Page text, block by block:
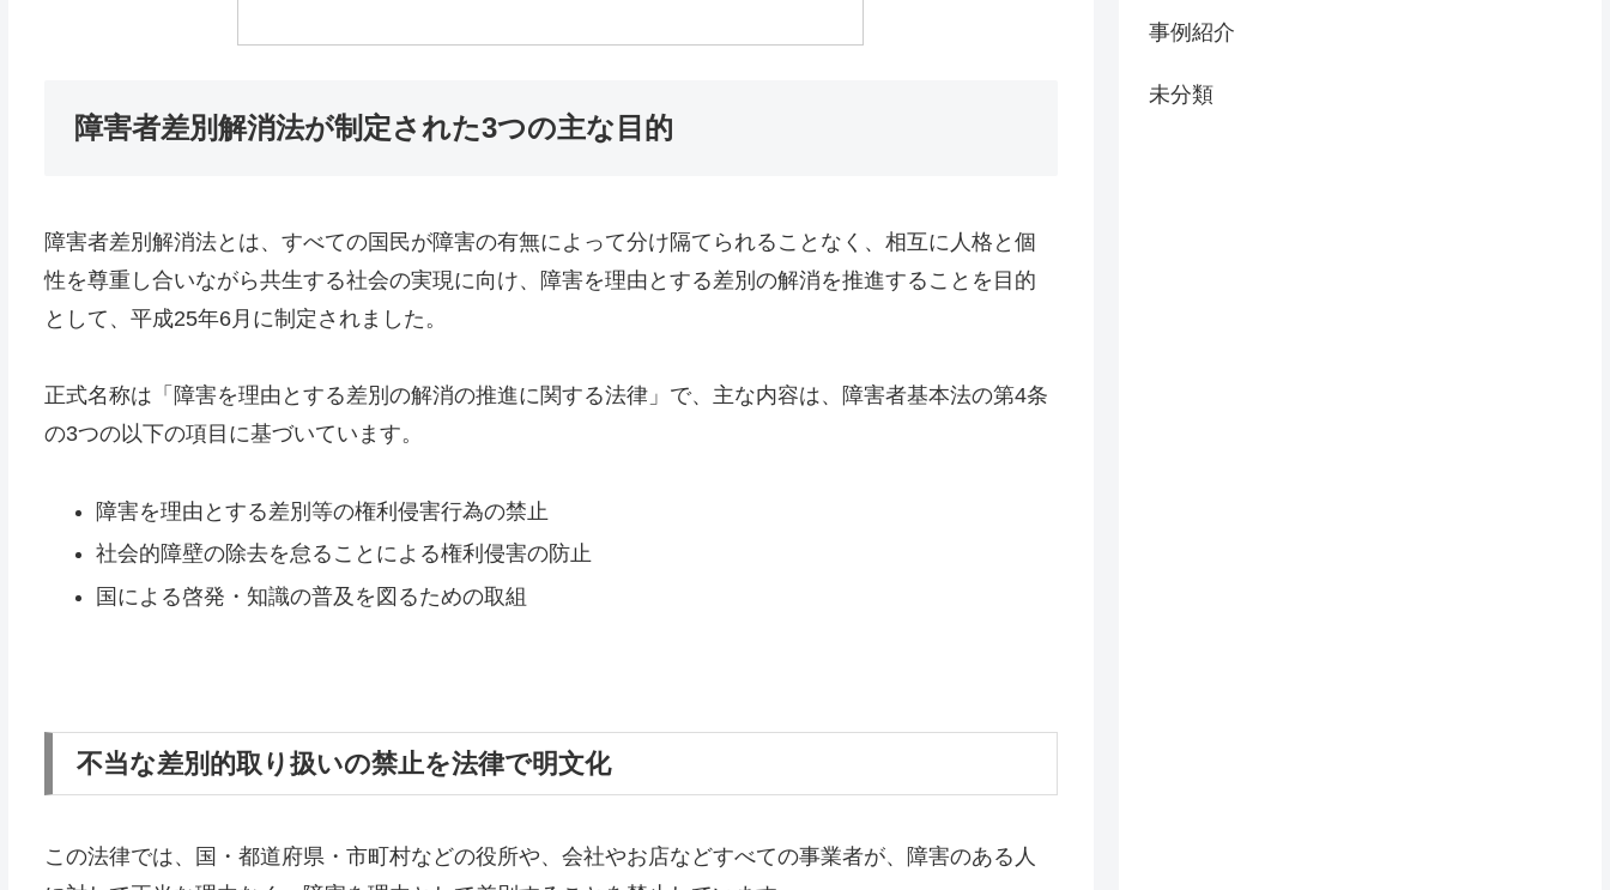
障害者差別解消法が制定された3つの主な目的
障害者差別解消法とは、すべての国民が障害の有無によって分け隔てられることなく、相互に人格と個
性を尊重し合いながら共生する社会の実現に向け、障害を理由とする差別の解消を推進することを目的
として、平成25年6月に制定されました。
正式名称は「障害を理由とする差別の解消の推進に関する法律」で、主な内容は、障害者基本法の第4条
の3つの以下の項目に基づいています。
障害を理由とする差別等の権利侵害行為の禁止
社会的障壁の除去を怠ることによる権利侵害の防止
国による啓発・知識の普及を図るための取組
不当な差別的取り扱いの禁止を法律で明文化
この法律では、国・都道府県・市町村などの役所や、会社やお店などすべての事業者が、障害のある人
事例紹介
未分類